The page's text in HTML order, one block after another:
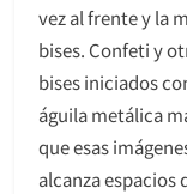
vez al frente y la
bises. Confeti y
bises iniciados
águila metálica
que esas
alcanza espacios